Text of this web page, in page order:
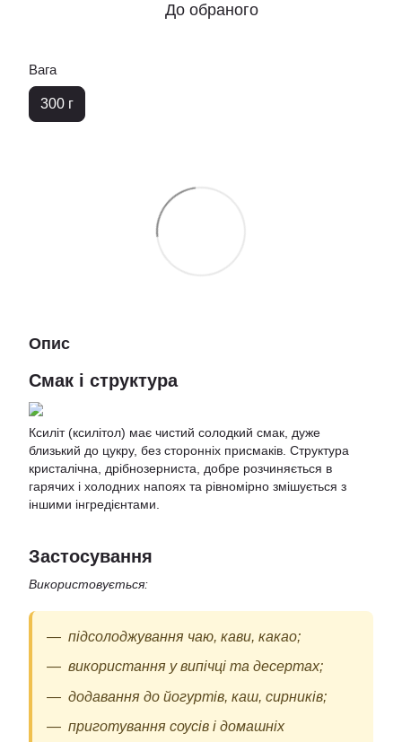
До обраного
Вага
300 г
Опис
Смак і структура
Ксиліт (ксилітол) має чистий солодкий смак, дуже
близький до цукру, без сторонніх присмаків. Структура
кристалічна, дрібнозерниста, добре розчиняється в
гарячих і холодних напоях та рівномірно змішується з
іншими інгредієнтами.
Застосування
Використовується:
підсолоджування чаю, кави, какао;
використання у випічці та десертах;
додавання до йогуртів, каш, сирників;
приготування соусів і домашніх